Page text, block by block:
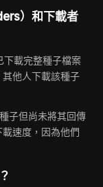
）和下載者
下載完整種子檔案
他人下載該種子
子但尚未將其回傳
速度，因為他們